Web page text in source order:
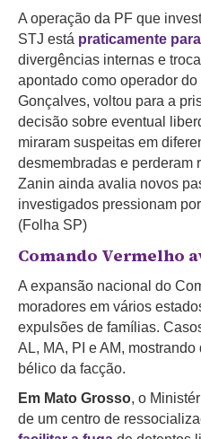
A operação da PF que
STJ está praticamente
divergências internas e
apontado como operador
Gonçalves, voltou para a
decisão sobre eventual
miraram suspeitas em
desmembradas e perderam
Zanin ainda avalia novos
investigados pressionam
(Folha SP)
Comando Vermelho
A expansão nacional do
moradores em vários
expulsões de famílias.
AL, MA, PI e AM,
bélico da facção.
Em Mato Grosso, o
de um centro de